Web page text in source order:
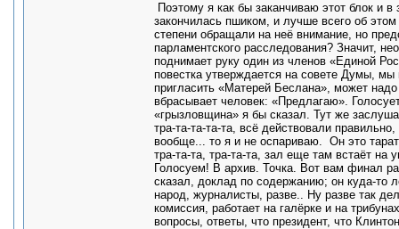
Поэтому я как бы заканчиваю этот блок и
закончилась пшиком, и лучше всего об
степени обращали на неё внимание, но
парламентского расследования? Значит,
поднимает руку один из членов «Единой
повестка утверждается на совете Думы,
пригласить «Матерей Беслана», может
вбрасывает человек: «Предлагаю».
«грызловщина» я бы сказал. Тут же
тра-та-та-та-та, всё действовали
вообще... то я и не оспариваю. Он это
тра-та-та, тра-та-та, зал еще там встаёт на
Голосуем! В архив. Точка. Вот вам финал
сказал, доклад по содержанию; он куда-то
народ, журналисты, разве.. Ну разве так
комиссия, работает на галёрке и на
вопросы, ответы, что президент, что